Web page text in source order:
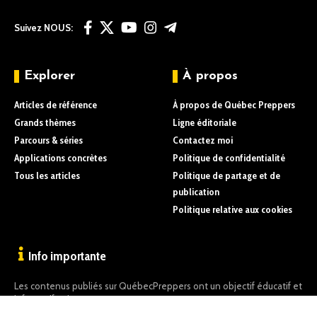
Suivez NOUS:
Explorer
Articles de référence
Grands thèmes
Parcours & séries
Applications concrètes
Tous les articles
À propos
À propos de Québec Preppers
Ligne éditoriale
Contactez moi
Politique de confidentialité
Politique de partage et de
publication
Politique relative aux cookies
Info importante
Les contenus publiés sur QuébecPreppers ont un objectif éducatif et
informatif uniquement.